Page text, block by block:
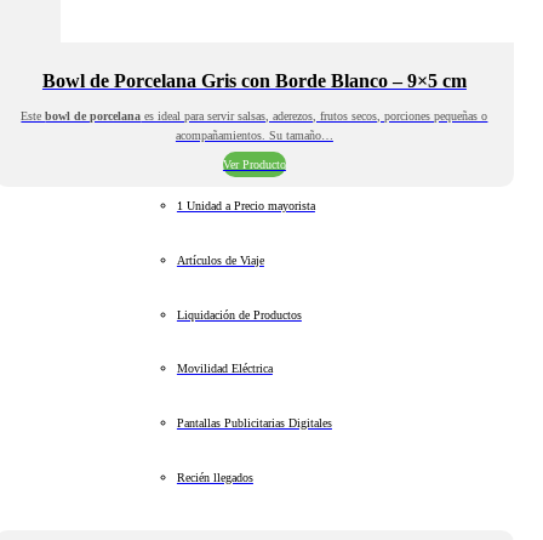
Bowl de Porcelana Gris con Borde Blanco – 9×5 cm
Estebowl de porcelana es ideal para servir salsas, aderezos, frutos secos, porciones pequeñas o
acompañamientos. Su tamaño…
Ver Producto
1 Unidad a Precio mayorista
Artículos de Viaje
Liquidación de Productos
Movilidad Eléctrica
Pantallas Publicitarias Digitales
Recién llegados